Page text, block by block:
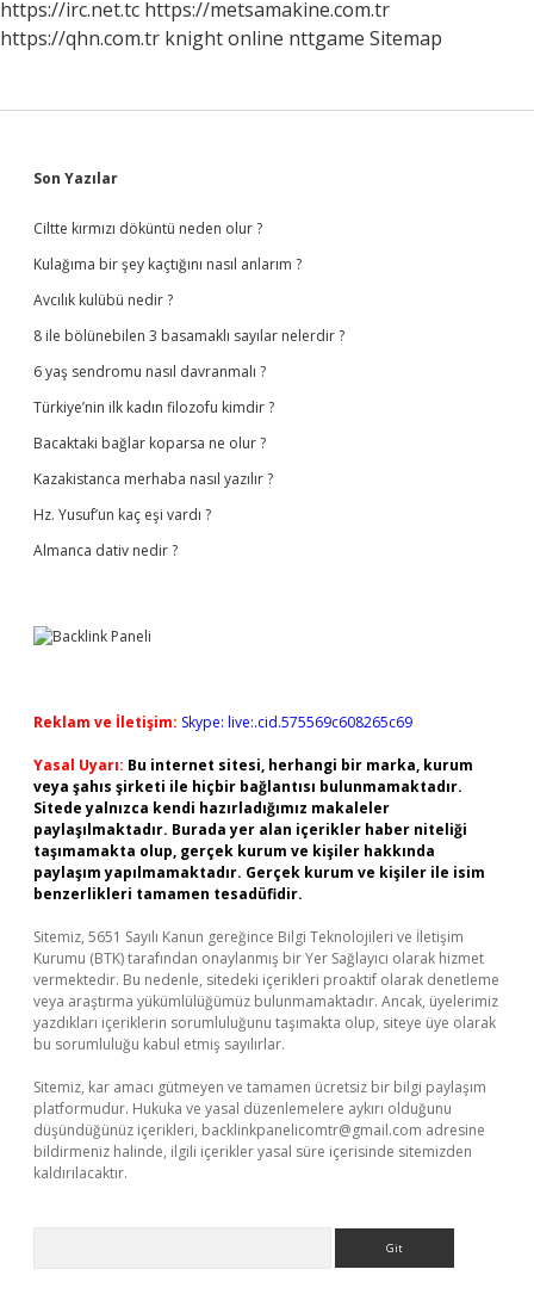
https://irc.net.tc https://metsamakine.com.tr
https://qhn.com.tr knight online nttgame Sitemap
Sidebar
Son Yazılar
Ciltte kırmızı döküntü neden olur ?
Kulağıma bir şey kaçtığını nasıl anlarım ?
Avcılık kulübü nedir ?
8 ile bölünebilen 3 basamaklı sayılar nelerdir ?
6 yaş sendromu nasıl davranmalı ?
Türkiye’nin ilk kadın filozofu kimdir ?
Bacaktaki bağlar koparsa ne olur ?
Kazakistanca merhaba nasıl yazılır ?
Hz. Yusuf’un kaç eşi vardı ?
Almanca dativ nedir ?
Reklam ve İletişim: Skype: live:.cid.575569c608265c69
Yasal Uyarı: Bu internet sitesi, herhangi bir marka, kurum
veya şahıs şirketi ile hiçbir bağlantısı bulunmamaktadır.
Sitede yalnızca kendi hazırladığımız makaleler
paylaşılmaktadır. Burada yer alan içerikler haber niteliği
taşımamakta olup, gerçek kurum ve kişiler hakkında
paylaşım yapılmamaktadır. Gerçek kurum ve kişiler ile isim
benzerlikleri tamamen tesadüfidir.
Sitemiz, 5651 Sayılı Kanun gereğince Bilgi Teknolojileri ve İletişim
Kurumu (BTK) tarafından onaylanmış bir Yer Sağlayıcı olarak hizmet
vermektedir. Bu nedenle, sitedeki içerikleri proaktif olarak denetleme
veya araştırma yükümlülüğümüz bulunmamaktadır. Ancak, üyelerimiz
yazdıkları içeriklerin sorumluluğunu taşımakta olup, siteye üye olarak
bu sorumluluğu kabul etmiş sayılırlar.
Sitemiz, kar amacı gütmeyen ve tamamen ücretsiz bir bilgi paylaşım
platformudur. Hukuka ve yasal düzenlemelere aykırı olduğunu
düşündüğünüz içerikleri, backlinkpanelicomtr@gmail.com adresine
bildirmeniz halinde, ilgili içerikler yasal süre içerisinde sitemizden
kaldırılacaktır.